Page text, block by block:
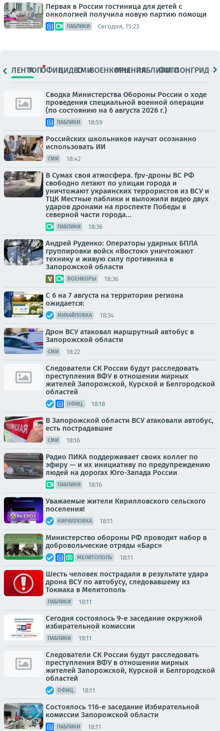
Первая в России гостиница для детей с
онкологией получила новую партию помощи
ПАБЛИКИ Сегодня, 15:23
ЛЕНТАТОПОФИЦ.ВИДЕОСМИВОЕНКОРЫМНЕНИЯПАБЛИКИ
ФОТОЛОНГРИДЫ
Сводка Министерства Обороны России о ходе
проведения специальной военной операции
(по состоянию на 6 августа 2026 г.)
ПАБЛИКИ 18:59
Российских школьников научат осознанно
использовать ИИ
СМИ 18:42
В Сумах своя атмосфера. fpv-дроны ВС РФ
свободно летают по улицам города и
уничтожают украинских террористов из ВСУ и
ТЦК Местные паблики и выложили видео двух
ударов дронами на проспекте Победы в
северной части города...
ПАБЛИКИ 18:36
Андрей Руденко: Операторы ударных БПЛА
группировки войск «Восток» уничтожают
технику и живую силу противника в
Запорожской области
ВОЕНКОРЫ 18:36
С 6 на 7 августа на территории региона
ожидается:
МИХАЙЛОВКА 18:34
Дрон ВСУ атаковал маршрутный автобус в
Запорожской области
СМИ 18:22
Следователи СК России будут расследовать
преступления ВФУ в отношении мирных
жителей Запорожской, Курской и Белгородской
областей
ОФИЦ. 18:18
В Запорожской области ВСУ атаковали автобус,
есть пострадавшие
СМИ 18:16
Радио ПИКА поддерживает своих коллег по
эфиру — и их инициативу по предупреждению
людей на дорогах Юго-Запада России
ПАБЛИКИ 18:16
Уважаемые жители Кирилловского сельского
поселения!
КИРИЛЛОВКА 18:11
Министерство обороны РФ проводит набор в
добровольческие отряды «Барс»
МЕЛИТОПОЛЬ 18:11
Шесть человек пострадали в результате удара
дрона ВСУ по автобусу, следовавшему из
Токмака в Мелитополь
ПАБЛИКИ 18:11
Сегодня состоялось 9-е заседание окружной
избирательной комиссии
ПАБЛИКИ 18:11
Следователи СК России будут расследовать
преступления ВФУ в отношении мирных
жителей Запорожской, Курской и Белгородской
областей
ОФИЦ. 18:11
Состоялось 116-е заседание Избирательной
комиссии Запорожской области
ПАБЛИКИ 18:11